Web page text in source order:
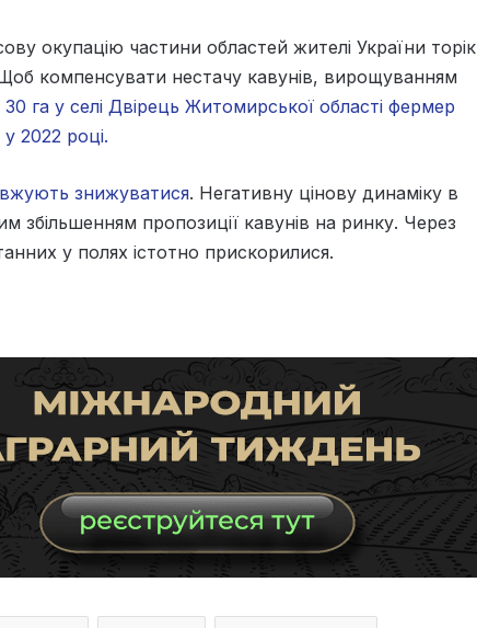
окупацію частини областей жителі України торік
компенсувати нестачу кавунів, вирощуванням
30 га у селі Двірець Житомирської області фермер
2022 році.
знижуватися. Негативну цінову динаміку в
збільшенням пропозиції кавунів на ринку. Через
у полях істотно прискорилися.